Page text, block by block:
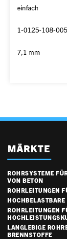
einfach
1-0125-108-
7,1 mm
MÄRKTE
ROHRSYSTEME
VON BETON
ROHRLEITUNGEN
ROHRLEITUNGEN
LANGLEBIGE
BRENNSTOFFE